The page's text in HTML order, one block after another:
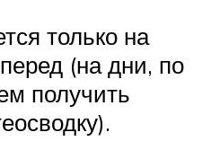
только на
(на дни, по
получить